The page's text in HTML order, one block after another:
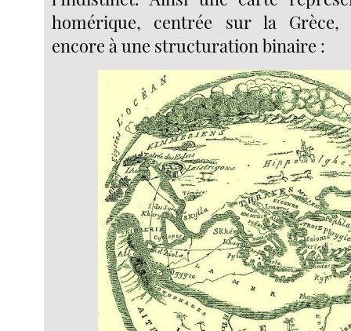
homérique, centrée sur la Grèce,
encore à une structuration binaire :